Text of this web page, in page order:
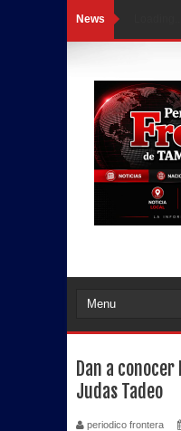
News
Dan a
Judas Tadeo
periodico frontera